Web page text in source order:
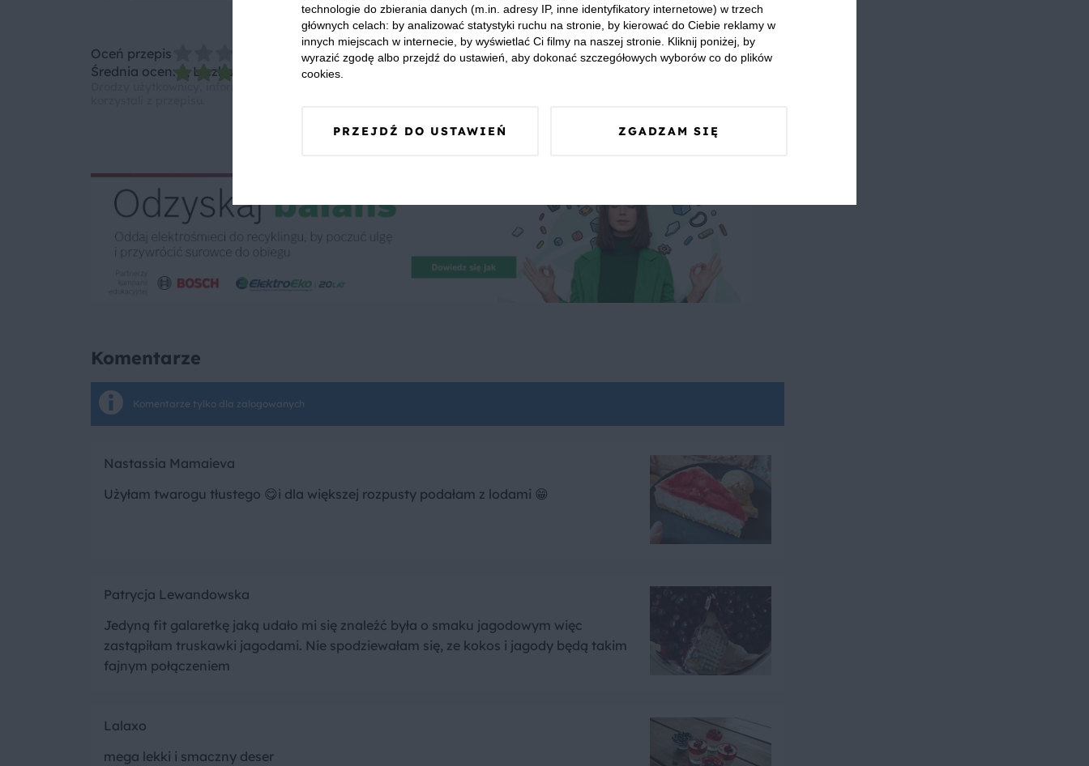
Oceń przepis
Średnia ocen: 5, Liczba ocen: 1
Komentarze
Komentarze tylko dla zalogowanych
Nastassia Mamaieva
Użyłam twarogu tłustego 😋i dla większej rozpusty podałam z lodami 😁
Patrycja Lewandowska
Jedyną fit galaretkę jaką udało mi się znaleźć była o smaku jagodowym więc
zastąpiłam truskawki jagodami. Nie spodziewałam się, ze kokos i jagody będą takim
fajnym połączeniem
Lalaxo
mega lekki i smaczny deser
technologie do zbierania danych (m.in. adresy IP, inne identyfikatory internetowe) w trzech
głównych celach: by analizować statystyki ruchu na stronie, by kierować do Ciebie reklamy w
innych miejscach w internecie, by wyświetlać Ci filmy na naszej stronie. Kliknij poniżej, by
wyrazić zgodę albo przejdź do ustawień, aby dokonać szczegółowych wyborów co do plików
cookies.
PRZEJDŹ DO USTAWIEŃ ZGADZAM SIĘ